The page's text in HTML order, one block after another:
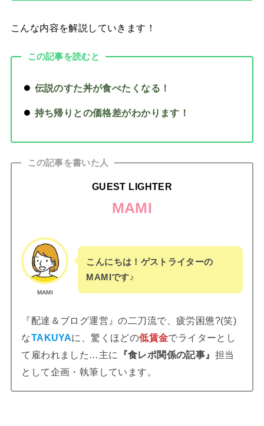
こんな内容を解説していきます！
この記事を読むと
伝説のすた丼が食べたくなる！
持ち帰りとの価格差がわかります！
この記事を書いた人
GUEST LIGHTER
MAMI
MAMI
こんにちは！ゲストライターの
MAMIです♪
『配達＆ブログ運営』の二刀流で、疲労困憊?(笑)
なTAKUYAに、驚くほどの低賃金でライターとし
て雇われました…主に
『食レポ関係の記事』 担当
として企画・執筆しています。